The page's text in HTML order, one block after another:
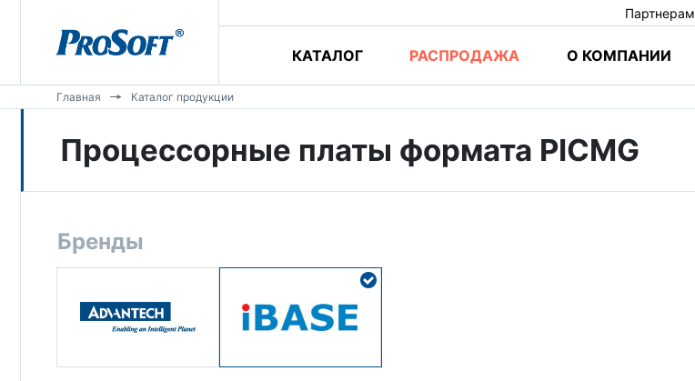
Партнерам
КАТАЛОГ РАСПРОДАЖА О КОМПАНИИ
Главная Каталог продукции
Процессорные платы формата PICMG
Бренды